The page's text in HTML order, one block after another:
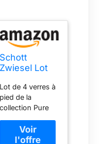
Schott
Zwiesel Lot
pied en cristal
Tritan -
Verres à vin
rouge ou
blanc - 516 ml
Lot de 4 verres à
pied de la
collection Pure
utilisation avec
des vins blancs